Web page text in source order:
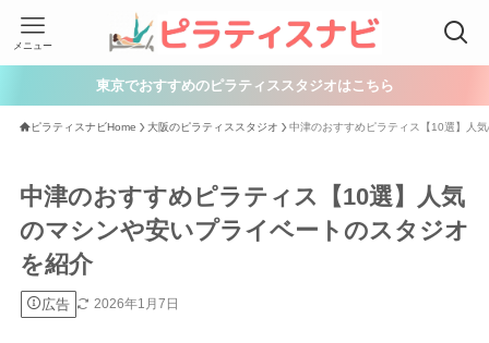
メニュー
東京でおすすめのピラティススタジオはこちら
ピラティスナビHome 大阪のピラティススタジオ 中津のおすすめピラティス【10選】人
中津のおすすめピラティス【10選】人気
のマシンや安いプライベートのスタジオ
を紹介
広告 2026年1月7日